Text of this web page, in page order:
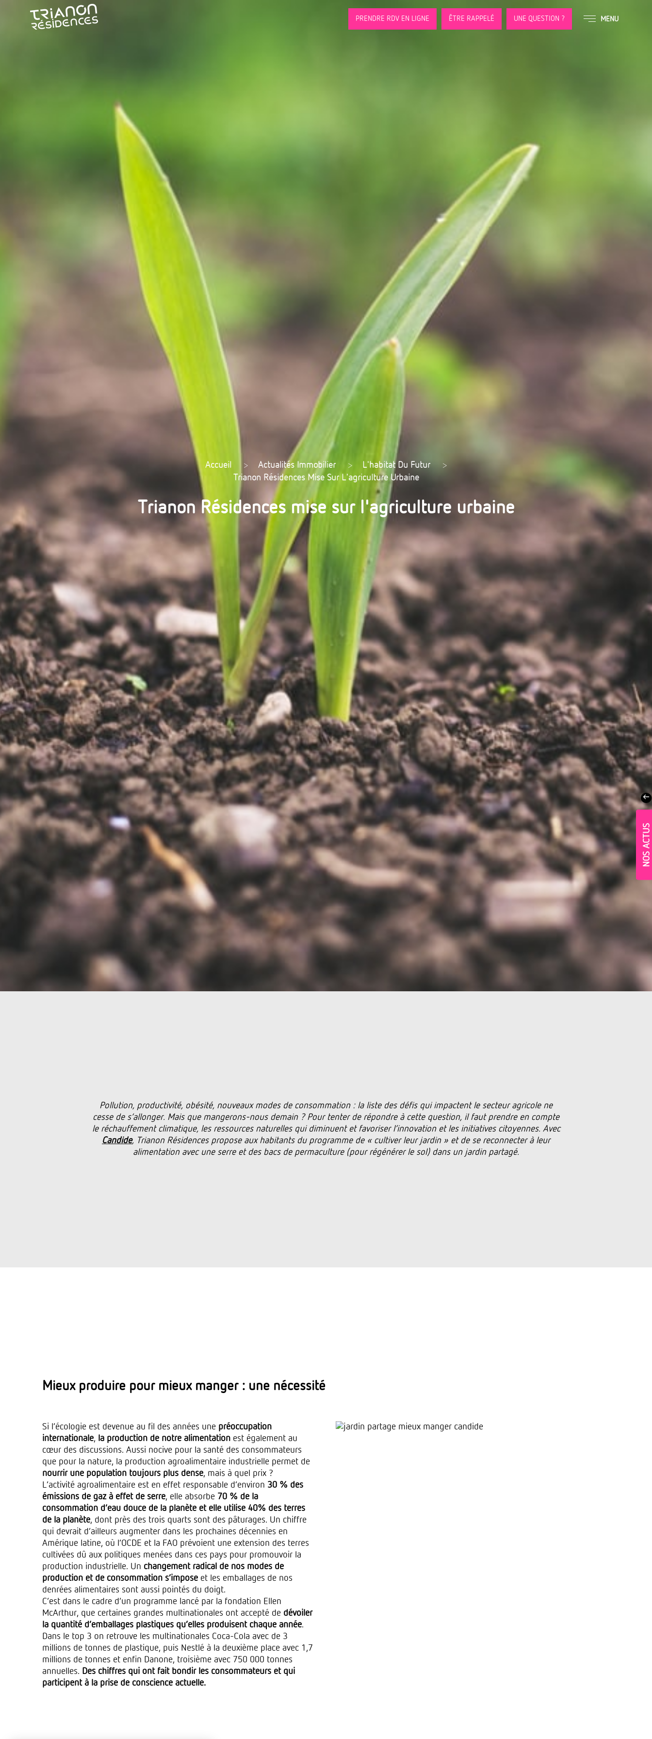
PRENDRE RDV EN LIGNE ÊTRE RAPPELÉ UNE QUESTION ? MENU
Accueil > Actualités Immobilier > L'habitat Du Futur
>
Trianon Résidences Mise Sur L'agriculture Urbaine
Trianon Résidences mise sur l'agriculture urbaine
Pollution, productivité, obésité, nouveaux modes de consommation : la liste des défis qui impactent le secteur agricole ne
cesse de s’allonger. Mais que mangerons-nous demain ? Pour tenter de répondre à cette question, il faut prendre en compte
le réchauffement climatique, les ressources naturelles qui diminuent et favoriser l’innovation et les initiatives citoyennes. Avec
Candide, Trianon Résidences propose aux habitants du programme de « cultiver leur jardin » et de se reconnecter à leur
alimentation avec une serre et des bacs de permaculture (pour régénérer le sol) dans un jardin partagé.
Mieux produire pour mieux manger : une nécessité
Si l’écologie est devenue au fil des années une préoccupation
internationale, la production de notre alimentation est également au
cœur des discussions. Aussi nocive pour la santé des consommateurs
que pour la nature, la production agroalimentaire industrielle permet de
nourrir une population toujours plus dense, mais à quel prix ?
L’activité agroalimentaire est en effet responsable d’environ 30 % des
émissions de gaz à effet de serre, elle absorbe 70 % de la
consommation d’eau douce de la planète et elle utilise 40% des terres
de la planète, dont près des trois quarts sont des pâturages. Un chiffre
qui devrait d’ailleurs augmenter dans les prochaines décennies en
Amérique latine, où l’OCDE et la FAO prévoient une extension des terres
cultivées dû aux politiques menées dans ces pays pour promouvoir la
production industrielle. Un changement radical de nos modes de
production et de consommation s’impose et les emballages de nos
denrées alimentaires sont aussi pointés du doigt.
C’est dans le cadre d’un programme lancé par la fondation Ellen
McArthur, que certaines grandes multinationales ont accepté de dévoiler
la quantité d’emballages plastiques qu’elles produisent chaque année.
Dans le top 3 on retrouve les multinationales Coca-Cola avec de 3
millions de tonnes de plastique, puis Nestlé à la deuxième place avec 1,7
millions de tonnes et enfin Danone, troisième avec 750 000 tonnes
annuelles. Des chiffres qui ont fait bondir les consommateurs et qui
participent à la prise de conscience actuelle.
NOS ACTUS